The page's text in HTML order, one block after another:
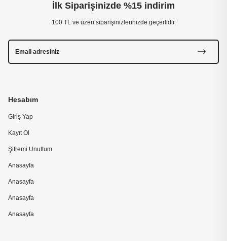
Hesabım
Giriş Yap
Kayıt Ol
Şifremi Unuttum
Anasayfa
Anasayfa
Anasayfa
Anasayfa
İlk Siparişinizde %15 indirim
100 TL ve üzeri siparişinizlerinizde geçerlidir.